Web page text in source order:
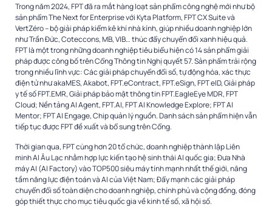
Trong năm 2024, FPT đã ra mắt hàng loạt sản phẩm công nghệ mới như bộ
sản phẩm The Next for Enterprise với Kyta Platform, FPT CX Suite và
VertZéro – bộ giải pháp kiểm kê khí nhà kính, giúp nhiều doanh nghiệp lớn
như Trần Đức, Coteccons, MB, VIB… thúc đẩy chuyển đổi xanh hiệu quả.
FPT là một trong những doanh nghiệp tiêu biểu hiện có 14 sản phẩm giải
pháp được công bố trên Cổng Thông tin Nghị quyết 57. Sản phẩm trải rộng
trong nhiều lĩnh vực: Các giải pháp chuyển đổi số, tự động hóa, xác thực
điện tử như akaMES, Akabot, FPT.eContract, FPT.eSign, FPT eID, Giải pháp
y tế số FPT.EMR, Giải pháp bảo mật thông tin FPT.EagleEye MDR, FPT
Cloud; Nền tảng AI Agent, FPT.AI, FPT AI Knowledge Explore; FPT AI
Mentor; FPT AI Engage, Chip quản lý nguồn. Danh sách sản phẩm hiện vẫn
tiếp tục được FPT đề xuất và bổ sung trên Cổng.
Thời gian qua, FPT cùng hơn 20 tổ chức, doanh nghiệp thành lập Liên
minh AI Âu Lạc nhằm hợp lực kiến tạo hệ sinh thái AI quốc gia; Đưa Nhà
máy AI (AI Factory) vào TOP500 siêu máy tính mạnh nhất thế giới, nâng
tầm năng lực điện toán và AI của Việt Nam; Đẩy mạnh các giải pháp
chuyển đổi số toàn diện cho doanh nghiệp, chính phủ và cộng đồng, đóng
góp thiết thực cho mục tiêu quốc gia về kinh tế số, xã hội số.